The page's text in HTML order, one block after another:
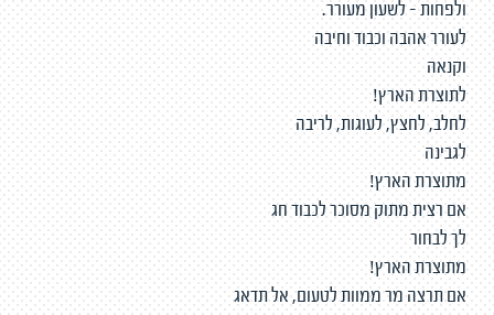
ולפחות - לשעון מעורר.
לעורר אהבה וכבוד וחיבה
וקנאה
לתוצרת הארץ!
לחלב, לחצץ, לעוגות, לריבה
לגבינה
מתוצרת הארץ!
אם רצית מתוק מסוכר לכבוד חג
לך לבחור
מתוצרת הארץ!
אם תרצה מר ממוות לטעום, אל תדאג